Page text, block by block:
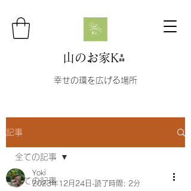
山のお家K⁂
幸せの環を広げる場所
記事
全ての記事
全ての記事
Yoki
2023年12月24日 読了時間: 2分